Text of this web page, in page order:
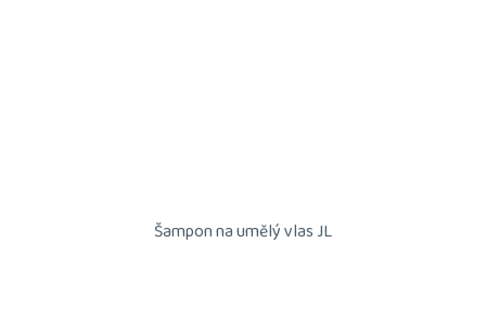
Šampon na umělý vlas JL